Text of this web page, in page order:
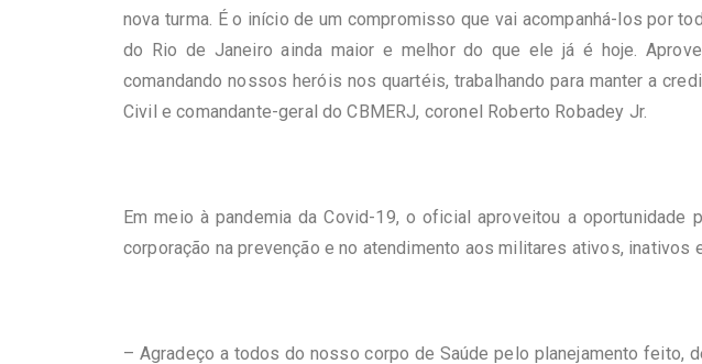
nova turma. É o início de um compromisso que vai acompanhá-los por
do Rio de Janeiro ainda maior e melhor do que ele já é hoje.
comandando nossos heróis nos quartéis, trabalhando para manter a
Civil e comandante-geral do CBMERJ, coronel Roberto Robadey Jr.
Em meio à pandemia da Covid-19, o oficial aproveitou a
corporação na prevenção e no atendimento aos militares ativos,
– Agradeço a todos do nosso corpo de Saúde pelo planejamento